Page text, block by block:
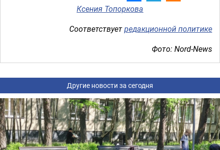
Ксения Топоркова
Соответствуетредакционной политике
Фото: Nord-News
Другие новости за сегодня